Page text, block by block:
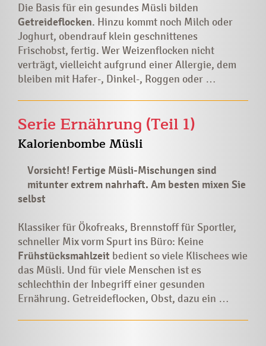
Die Basis für ein gesundes Müsli bilden
Getreideflocken. Hinzu kommt noch Milch oder
Joghurt, obendrauf klein geschnittenes
Frischobst, fertig. Wer Weizenflocken nicht
verträgt, vielleicht aufgrund einer Allergie, dem
bleiben mit Hafer-, Dinkel-, Roggen oder …
Serie Ernährung (Teil 1)
Kalorienbombe Müsli
Vorsicht! Fertige Müsli-Mischungen sind
mitunter extrem nahrhaft. Am besten mixen Sie
selbst
Klassiker für Ökofreaks, Brennstoff für Sportler,
schneller Mix vorm Spurt ins Büro: Keine
Frühstücksmahlzeit bedient so viele Klischees wie
das Müsli. Und für viele Menschen ist es
schlechthin der Inbegriff einer gesunden
Ernährung. Getreideflocken, Obst, dazu ein …